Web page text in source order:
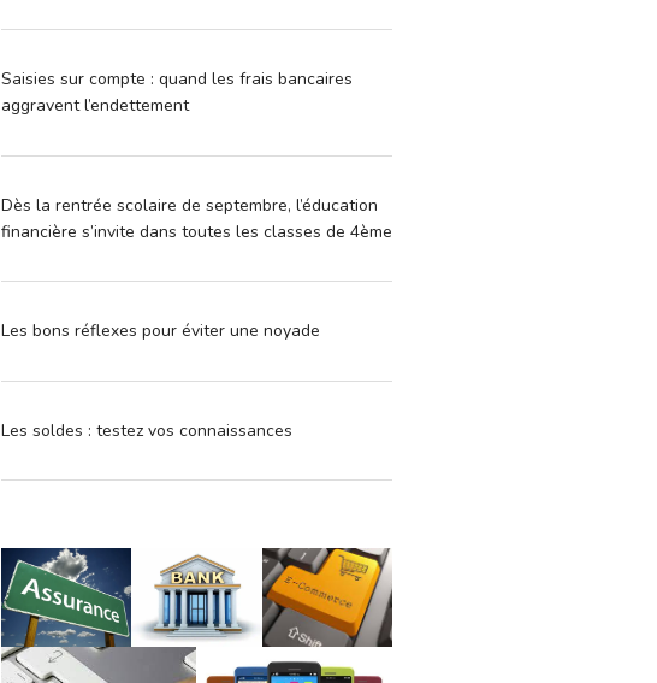
Saisies sur compte : quand les frais bancaires
aggravent l’endettement
Dès la rentrée scolaire de septembre, l’éducation
financière s’invite dans toutes les classes de 4ème
Les bons réflexes pour éviter une noyade
Les soldes : testez vos connaissances